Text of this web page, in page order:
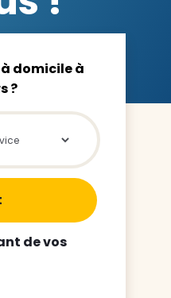
domicile à
?
de vos